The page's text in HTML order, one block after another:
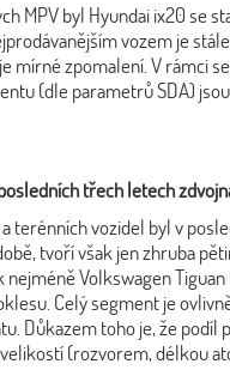
MPV byl Hyundai ix20 se
vozem je
mírné zpomalení. V rámci
(dle parametrů SDA)
třech letech
vozidel byl v
tvoří však jen zhruba
nejméně Volkswagen
Celý segment je
Důkazem toho je, že
(rozvorem, délkou